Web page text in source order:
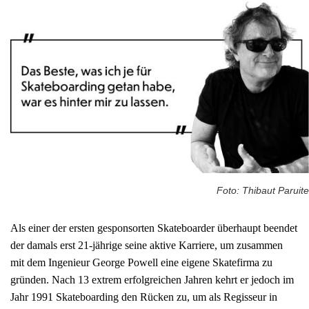
Foto: Thibaut Paruite
Als einer der ersten gesponsorten Skateboarder überhaupt beendet
der damals erst 21-jährige seine aktive Karriere, um zusammen
mit dem Ingenieur George Powell eine eigene Skatefirma zu
gründen. Nach 13 extrem erfolgreichen Jahren kehrt er jedoch im
Jahr 1991 Skateboarding den Rücken zu, um als Regisseur in